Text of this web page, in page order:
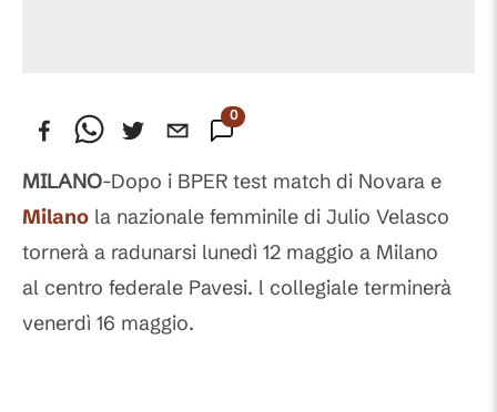
0
MILANO-Dopo i BPER test match di Novara e
Milano la nazionale femminile di Julio Velasco
tornerà a radunarsi lunedì 12 maggio a Milano
al centro federale Pavesi. l collegiale terminerà
venerdì 16 maggio.